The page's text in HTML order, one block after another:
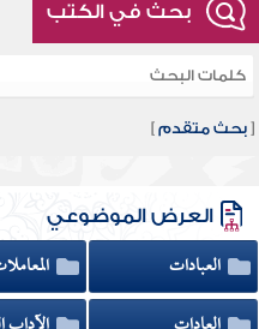
بحث في الكتب
[بحث متقدم ]
العرض الموضوعي
العبادات